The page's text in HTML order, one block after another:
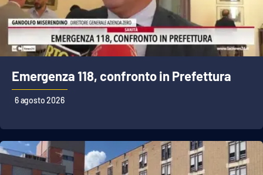
Cronaca
Cultura
Politica
Società
Emergenza 118, confronto in Prefettura
6 agosto 2026